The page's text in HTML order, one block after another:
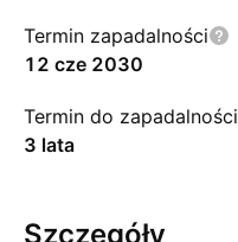
Termin zapadalności
12 cze 2030
Termin do zapadalności
3 lata
Szczegóły